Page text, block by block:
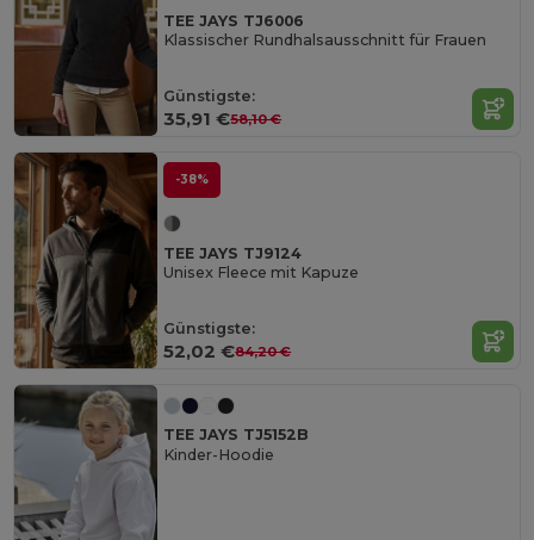
TEE JAYS TJ6006
Klassischer Rundhalsausschnitt für Frauen
Günstigste:
35,91 €58,10 €
-38%
TEE JAYS TJ9124
Unisex Fleece mit Kapuze
Günstigste:
52,02 €84,20 €
TEE JAYS TJ5152B
Kinder-Hoodie